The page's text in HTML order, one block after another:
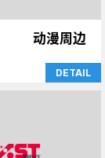
动漫周边
DETAIL